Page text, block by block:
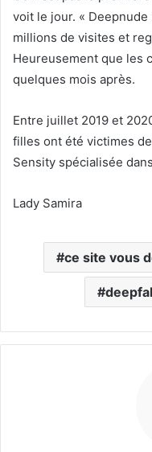
voit le jour. «
millions de visites et
Heureusement que les
quelques mois après.
Entre juillet 2019 et
filles ont été victimes
Sensity spécialisée
Lady Samira
ce site vous